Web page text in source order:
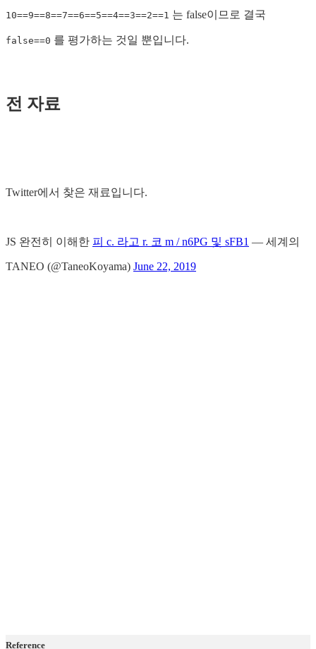
10==9==8==7==6==5==4==3==2==1 는 false이므로 결국
false==0 를 평가하는 것일 뿐입니다.
전 자료
Twitter에서 찾은 재료입니다.
JS 완전히 이해한 피 c. 라고 r. 코 m / n6PG 및 sFB1 — 세계의
TANEO (@TaneoKoyama) June 22, 2019
Reference